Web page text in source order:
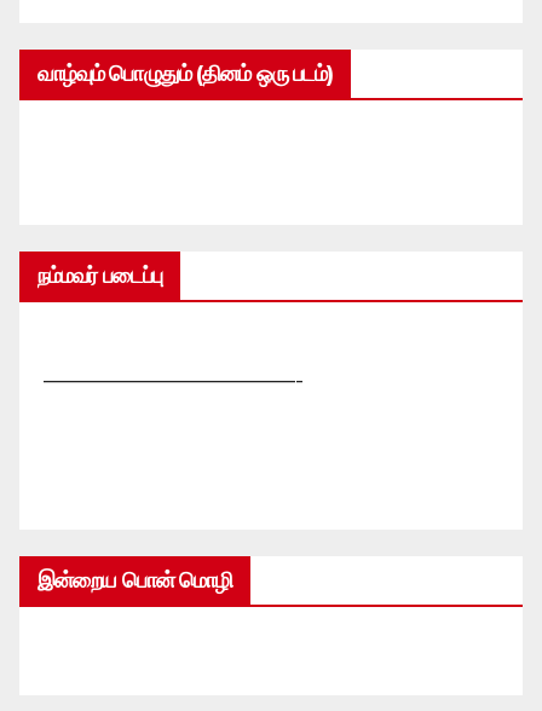
வாழ்வும் பொழுதும் (தினம் ஒரு படம்)
நம்மவர் படைப்பு
—————————————-
இன்றைய பொன் மொழி